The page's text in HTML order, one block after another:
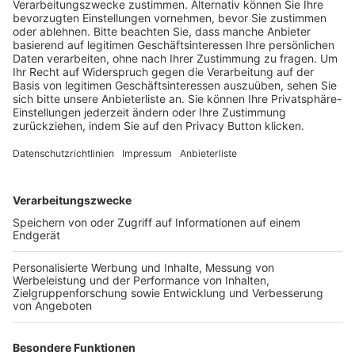
Schulungsangebot Vereinsmitarbeiter
BFV-Geschäftsstellen
Trainerbörse
Login SpielPlus
FOLGE DEM BFV
TOP-VEREINE
TOP-PARTNER